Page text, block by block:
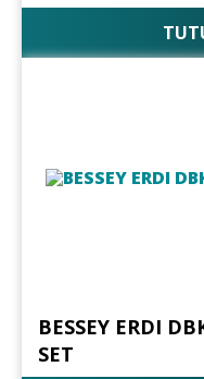
BESSEY ERDI
SET